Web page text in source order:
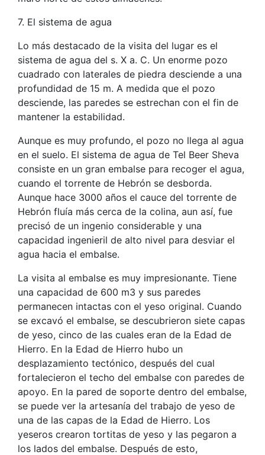
7. El sistema de agua
Lo más destacado de la visita del lugar es el
sistema de agua del s. X a. C. Un enorme pozo
cuadrado con laterales de piedra desciende a una
profundidad de 15 m. A medida que el pozo
desciende, las paredes se estrechan con el fin de
mantener la estabilidad.
Aunque es muy profundo, el pozo no llega al agua
en el suelo. El sistema de agua de Tel Beer Sheva
consiste en un gran embalse para recoger el agua,
cuando el torrente de Hebrón se desborda.
Aunque hace 3000 años el cauce del torrente de
Hebrón fluía más cerca de la colina, aun así, fue
precisó de un ingenio considerable y una
capacidad ingenieril de alto nivel para desviar el
agua hacia el embalse.
La visita al embalse es muy impresionante. Tiene
una capacidad de 600 m3 y sus paredes
permanecen intactas con el yeso original. Cuando
se excavó el embalse, se descubrieron siete capas
de yeso, cinco de las cuales eran de la Edad de
Hierro. En la Edad de Hierro hubo un
desplazamiento tectónico, después del cual
fortalecieron el techo del embalse con paredes de
apoyo. En la pared de soporte dentro del embalse,
se puede ver la artesanía del trabajo de yeso de
una de las capas de la Edad de Hierro. Los
yeseros crearon tortitas de yeso y las pegaron a
los lados del embalse. Después de esto,